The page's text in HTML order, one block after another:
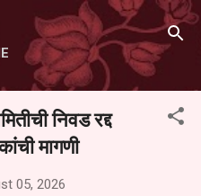
content
निवड रद्द
मागणी
05, 2026